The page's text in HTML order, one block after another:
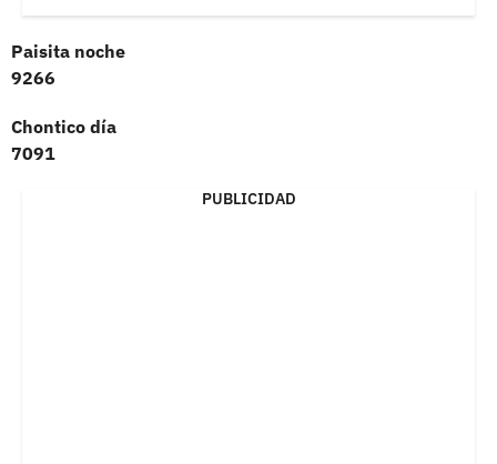
Paisita noche
9266
Chontico día
7091
PUBLICIDAD